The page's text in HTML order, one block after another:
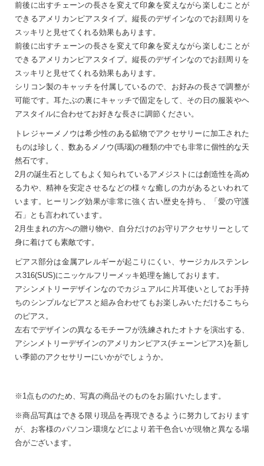
前後に出すチェーンの長さを変えて印象を変えながら楽しむことが
できるアメリカンピアスタイプ。縦長のデザインなのでお顔周りを
スッキリと見せてくれる効果もあります。
前後に出すチェーンの長さを変えて印象を変えながら楽しむことが
できるアメリカンピアスタイプ。縦長のデザインなのでお顔周りを
スッキリと見せてくれる効果もあります。
シリコン製のキャッチを付属しているので、お好みの長さで調整が
可能です。耳たぶの裏にキャッチで固定をして、その日の服装やヘ
アスタイルに合わせてお好きな長さに調節ください。
トレジャーメノウは希少性のある鉱物でアクセサリーに加工された
ものは珍しく、数あるメノウ(瑪瑙)の種類の中でも非常に個性的な天
然石です。
2月の誕生石としてもよく知られているアメジストには創造性を高め
る力や、精神を安定させるなどの様々な癒しの力があるといわれて
います。ヒーリング効果が非常に強く古い歴史を持ち、「愛の守護
石」とも言われています。
2月生まれの方への贈り物や、自分だけのお守りアクセサリーとして
身に着けても素敵です。
ピアス部分は金属アレルギーが起こりにくい、サージカルステンレ
ス316(SUS)にニッケルフリーメッキ処理を施しております。
アシンメトリーデザインなのでカジュアルに片耳使いとしてお手持
ちのシンプルなピアスと組み合わせてもお楽しみいただけるこちら
のピアス。
左右でデザインの異なるモチーフが洗練されたオトナを演出する、
アシンメトリーデザインのアメリカンピアス(チェーンピアス)を新し
い季節のアクセサリーにいかがでしょうか。
※1点もののため、写真の商品そのものをお届けいたします。
※商品写真はできる限り現品を再現できるように努力しております
が、お客様のパソコン環境などにより若干色合いが現物と異なる場
合がございます。